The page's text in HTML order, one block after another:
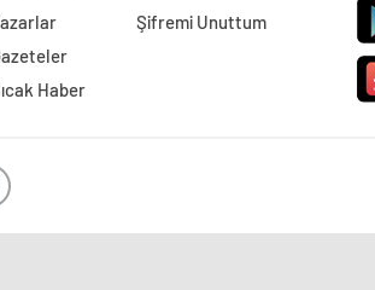
Haber
Şifremi Unuttum